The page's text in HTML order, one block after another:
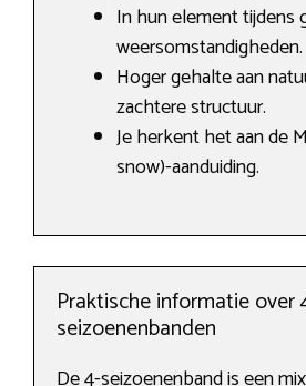
In hun element tijdens
weersomstandigheden.
Hoger gehalte aan
zachtere structuur.
Je herkent het aan de
snow)-aanduiding.
Praktische informatie over
seizoenenbanden